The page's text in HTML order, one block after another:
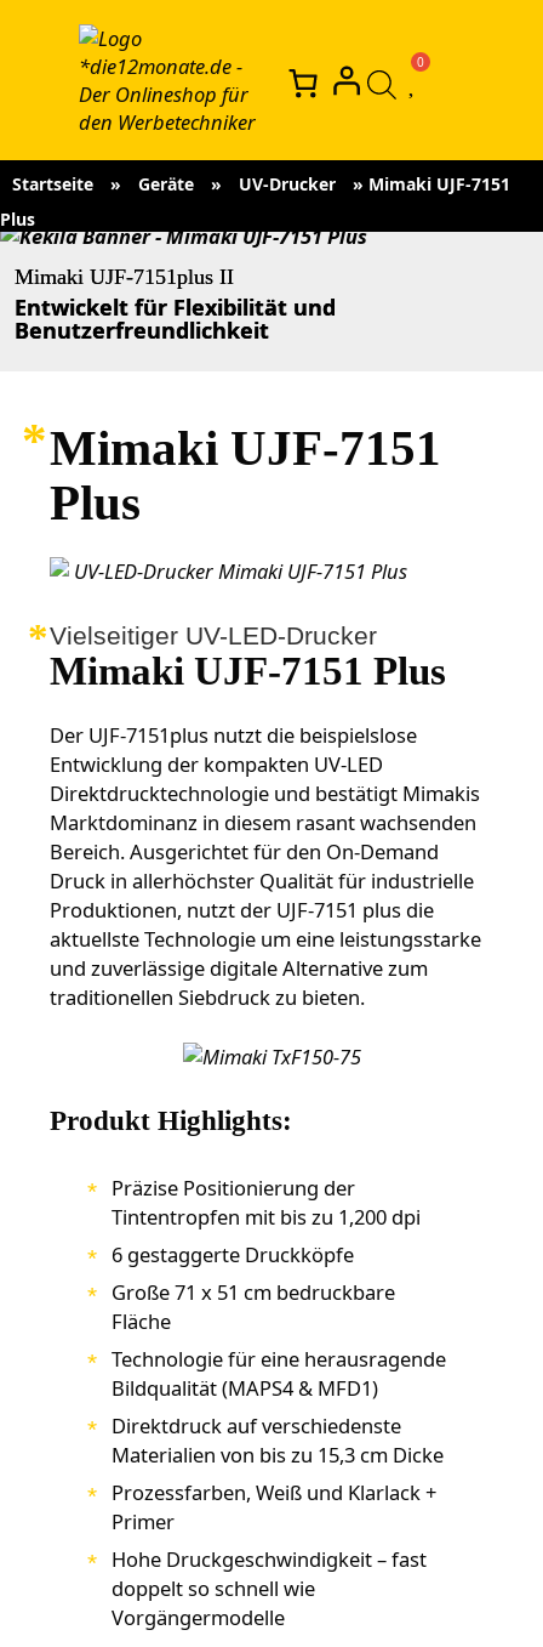
Startseite » Geräte » UV-Drucker » Mimaki UJF-7151
Plus
Mimaki UJF-7151plus II
Entwickelt für Flexibilität und
Benutzerfreundlichkeit
Mimaki UJF-7151
Plus
Vielseitiger UV-LED-Drucker
Mimaki UJF-7151 Plus
Der UJF-7151plus nutzt die beispielslose
Entwicklung der kompakten UV-LED
Direktdrucktechnologie und bestätigt Mimakis
Marktdominanz in diesem rasant wachsenden
Bereich. Ausgerichtet für den On-Demand
Druck in allerhöchster Qualität für industrielle
Produktionen, nutzt der UJF-7151 plus die
aktuellste Technologie um eine leistungsstarke
und zuverlässige digitale Alternative zum
traditionellen Siebdruck zu bieten.
Produkt Highlights:
Präzise Positionierung der
Tintentropfen mit bis zu 1,200 dpi
6 gestaggerte Druckköpfe
Große 71 x 51 cm bedruckbare
Fläche
Technologie für eine herausragende
Bildqualität (MAPS4 & MFD1)
Direktdruck auf verschiedenste
Materialien von bis zu 15,3 cm Dicke
Prozessfarben, Weiß und Klarlack +
Primer
Hohe Druckgeschwindigkeit – fast
doppelt so schnell wie
Vorgängermodelle